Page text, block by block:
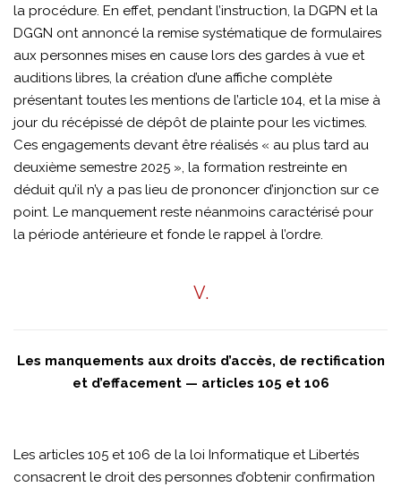
la procédure. En effet, pendant l’instruction, la DGPN et la
DGGN ont annoncé la remise systématique de formulaires
aux personnes mises en cause lors des gardes à vue et
auditions libres, la création d’une affiche complète
présentant toutes les mentions de l’article 104, et la mise à
jour du récépissé de dépôt de plainte pour les victimes.
Ces engagements devant être réalisés « au plus tard au
deuxième semestre 2025 », la formation restreinte en
déduit qu’il n’y a pas lieu de prononcer d’injonction sur ce
point. Le manquement reste néanmoins caractérisé pour
la période antérieure et fonde le rappel à l’ordre.
V.
Les manquements aux droits d’accès, de rectification
et d’effacement — articles 105 et 106
Les articles 105 et 106 de la loi Informatique et Libertés
consacrent le droit des personnes d’obtenir confirmation